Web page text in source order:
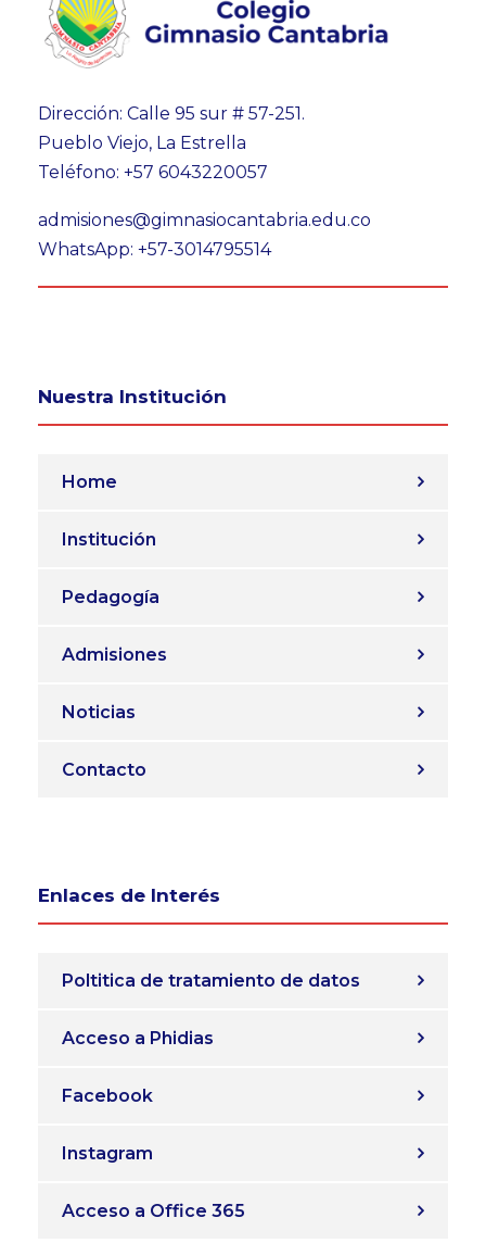
Dirección: Calle 95 sur # 57-251.
Pueblo Viejo, La Estrella
Teléfono: +57 6043220057
admisiones@gimnasiocantabria.edu.co
WhatsApp: +57-3014795514
Nuestra Institución
Home
Institución
Pedagogía
Admisiones
Noticias
Contacto
Enlaces de Interés
Poltitica de tratamiento de datos
Acceso a Phidias
Facebook
Instagram
Acceso a Office 365